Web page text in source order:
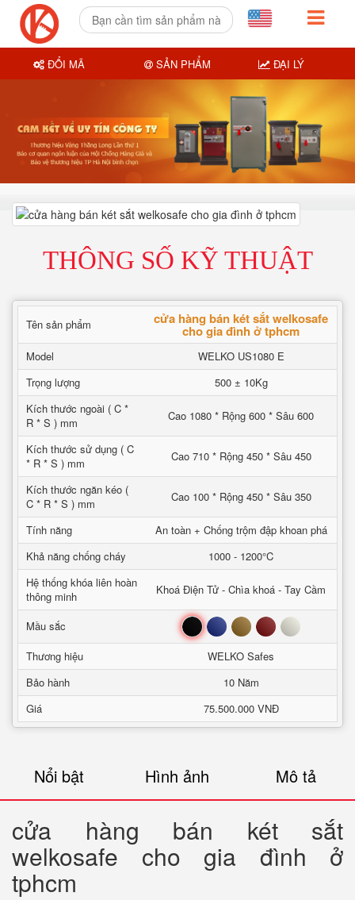
THÔNG SỐ KỸ THUẬT
Tên sản phẩm cửa hàng bán két sắt welkosafe
cho gia đình ở tphcm
Model
WELKO US1080 E
Trọng lượng
500 ± 10Kg
Kích thước ngoài ( C *
R * S ) mm
Cao 1080 * Rộng 600 * Sâu 600
Kích thước sử dụng ( C
* R * S ) mm
Cao 710 * Rộng 450 * Sâu 450
Kích thước ngăn kéo (
C * R * S ) mm
Cao 100 * Rộng 450 * Sâu 350
Tính năng
An toàn + Chống trộm đập khoan phá
Khả năng chống cháy
1000 - 1200°C
Hệ thống khóa liên hoàn
thông minh
Khoá Điện Tử - Chìa khoá - Tay Cầm
Mầu sắc Đen Xanh Nâu Đỏ Trắng
Thương hiệu
WELKO Safes
Bảo hành
10 Năm
Giá
75.500.000 VNĐ
Nổi bật Hình ảnh Mô tả
cửa hàng bán két sắt
welkosafe cho gia đình ở
tphcm
ĐỔI MÃ SẢN PHẨM ĐẠI LÝ